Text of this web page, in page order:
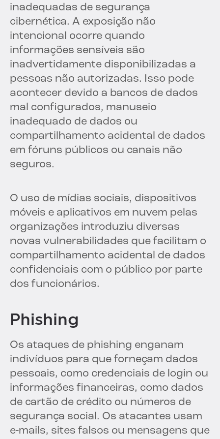
inadequadas de segurança
cibernética. A exposição não
intencional ocorre quando
informações sensíveis são
inadvertidamente disponibilizadas a
pessoas não autorizadas. Isso pode
acontecer devido a bancos de dados
mal configurados, manuseio
inadequado de dados ou
compartilhamento acidental de dados
em fóruns públicos ou canais não
seguros.
O uso de mídias sociais, dispositivos
móveis e aplicativos em nuvem pelas
organizações introduziu diversas
novas vulnerabilidades que facilitam o
compartilhamento acidental de dados
confidenciais com o público por parte
dos funcionários.
Phishing
Os ataques de phishing enganam
indivíduos para que forneçam dados
pessoais, como credenciais de login ou
informações financeiras, como dados
de cartão de crédito ou números de
segurança social. Os atacantes usam
e-mails, sites falsos ou mensagens que